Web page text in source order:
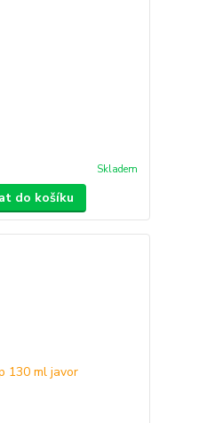
Skladem
do košíku